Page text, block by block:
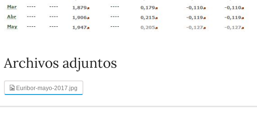
Archivos adjuntos
Euribor-mayo-2017.jpg